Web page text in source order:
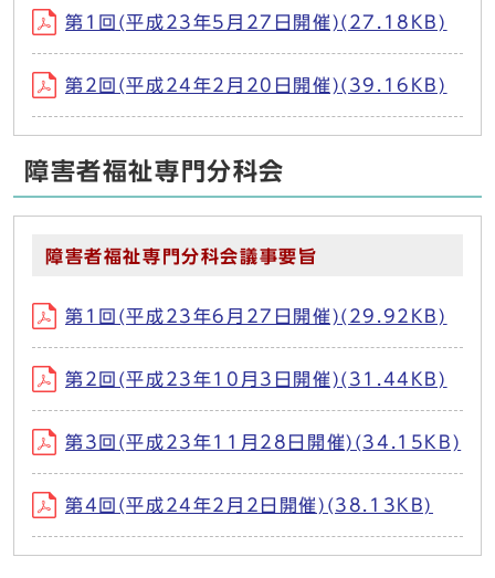
第1回(平成23年5月27日開催)(27.18KB)
第2回(平成24年2月20日開催)(39.16KB)
障害者福祉専門分科会
障害者福祉専門分科会議事要旨
第1回(平成23年6月27日開催)(29.92KB)
第2回(平成23年10月3日開催)(31.44KB)
第3回(平成23年11月28日開催)(34.15KB)
第4回(平成24年2月2日開催)(38.13KB)